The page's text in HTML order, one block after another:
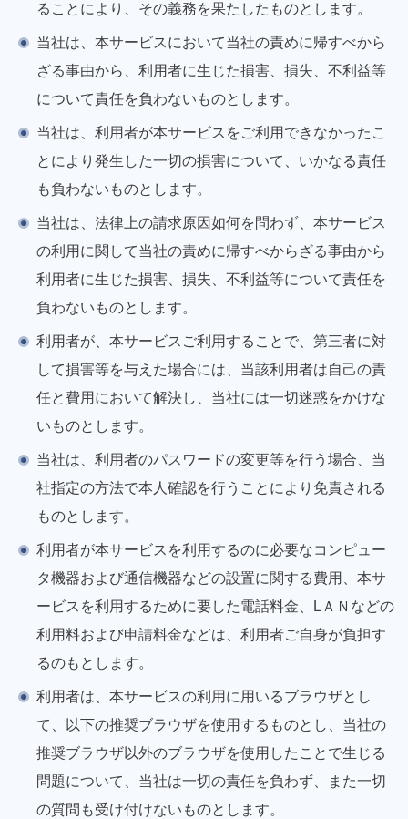
ることにより、その義務を果たしたものとします。
当社は、本サービスにおいて当社の責めに帰すべから
ざる事由から、利用者に生じた損害、損失、不利益等
について責任を負わないものとします。
当社は、利用者が本サービスをご利用できなかったこ
とにより発生した一切の損害について、いかなる責任
も負わないものとします。
当社は、法律上の請求原因如何を問わず、本サービス
の利用に関して当社の責めに帰すべからざる事由から
利用者に生じた損害、損失、不利益等について責任を
負わないものとします。
利用者が、本サービスご利用することで、第三者に対
して損害等を与えた場合には、当該利用者は自己の責
任と費用において解決し、当社には一切迷惑をかけな
いものとします。
当社は、利用者のパスワードの変更等を行う場合、当
社指定の方法で本人確認を行うことにより免責される
ものとします。
利用者が本サービスを利用するのに必要なコンピュー
タ機器および通信機器などの設置に関する費用、本サ
ービスを利用するために要した電話料金、LＡＮなどの
利用料および申請料金などは、利用者ご自身が負担す
るのもとします。
利用者は、本サービスの利用に用いるブラウザとし
て、以下の推奨ブラウザを使用するものとし、当社の
推奨ブラウザ以外のブラウザを使用したことで生じる
問題について、当社は一切の責任を負わず、また一切
の質問も受け付けないものとします。